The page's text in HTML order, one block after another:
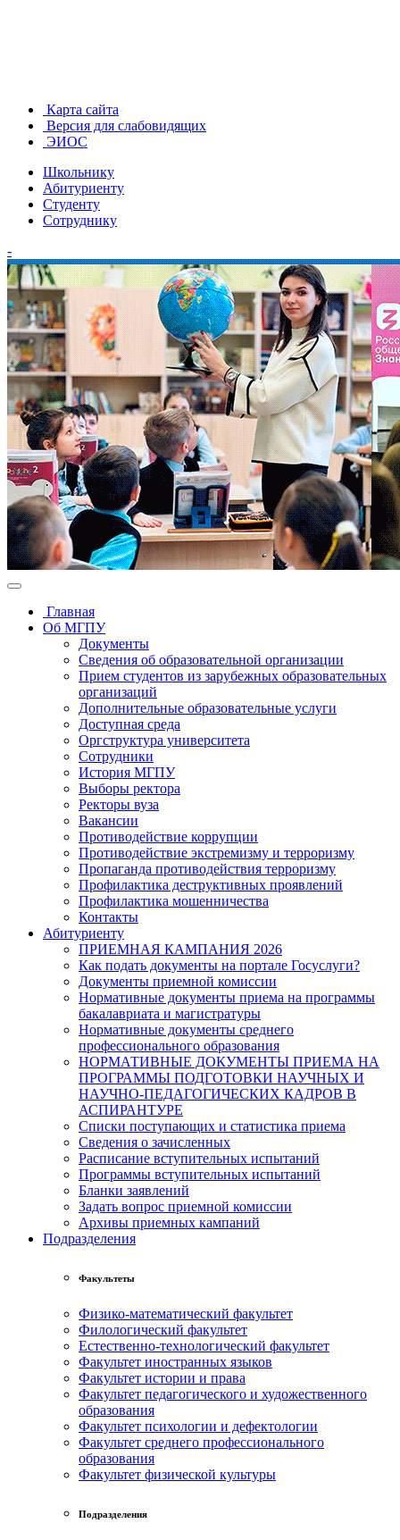
Карта сайта
Версия для слабовидящих
ЭИОС
Школьнику
Абитуриенту
Студенту
Сотруднику
-
Главная
Об МГПУ
Документы
Сведения об образовательной организации
Прием студентов из зарубежных образовательных
организаций
Дополнительные образовательные услуги
Доступная среда
Оргструктура университета
Сотрудники
История МГПУ
Выборы ректора
Ректоры вуза
Вакансии
Противодействие коррупции
Противодействие экстремизму и терроризму
Пропаганда противодействия терроризму
Профилактика деструктивных проявлений
Профилактика мошенничества
Контакты
Абитуриенту
ПРИЕМНАЯ КАМПАНИЯ 2026
Как подать документы на портале Госуслуги?
Документы приемной комиссии
Нормативные документы приема на программы
бакалавриата и магистратуры
Нормативные документы среднего
профессионального образования
НОРМАТИВНЫЕ ДОКУМЕНТЫ ПРИЕМА НА
ПРОГРАММЫ ПОДГОТОВКИ НАУЧНЫХ И
НАУЧНО-ПЕДАГОГИЧЕСКИХ КАДРОВ В
АСПИРАНТУРЕ
Списки поступающих и статистика приема
Сведения о зачисленных
Расписание вступительных испытаний
Программы вступительных испытаний
Бланки заявлений
Задать вопрос приемной комиссии
Архивы приемных кампаний
Подразделения
Факультеты
Физико-математический факультет
Филологический факультет
Естественно-технологический факультет
Факультет иностранных языков
Факультет истории и права
Факультет педагогического и художественного
образования
Факультет психологии и дефектологии
Факультет среднего профессионального
образования
Факультет физической культуры
Подразделения